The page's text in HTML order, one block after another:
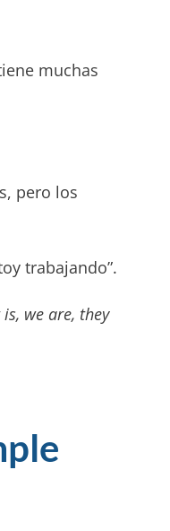
muchas
pero los
trabajando”.
we are, they